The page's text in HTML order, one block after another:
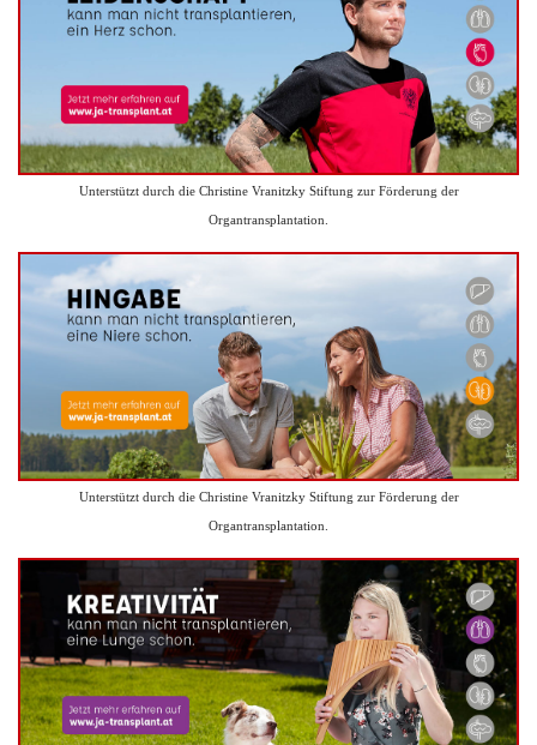
Unterstützt durch die Christine Vranitzky Stiftung zur Förderung der
Organtransplantation.
Unterstützt durch die Christine Vranitzky Stiftung zur Förderung der
Organtransplantation.